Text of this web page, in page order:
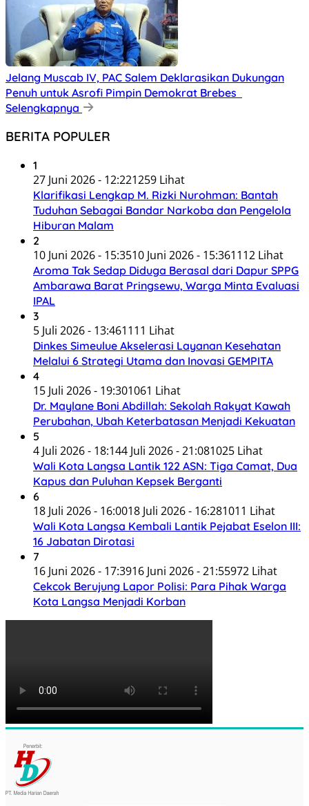
Jelang Muscab IV, PAC Salem Deklarasikan Dukungan
Penuh untuk Asrofi Pimpin Demokrat Brebes
Selengkapnya
BERITA POPULER
1
27 Juni 2026 - 12:221259 Lihat
Klarifikasi Lengkap M. Rizki Nurohman: Bantah
Tuduhan Sebagai Bandar Narkoba dan Pengelola
Hiburan Malam
2
10 Juni 2026 - 15:3510 Juni 2026 - 15:361112 Lihat
Aroma Tak Sedap Diduga Berasal dari Dapur SPPG
Ambarawa Barat Pringsewu, Warga Minta Evaluasi
IPAL
3
5 Juli 2026 - 13:461111 Lihat
Dinkes Simeulue Akselerasi Layanan Kesehatan
Melalui 6 Strategi Utama dan Inovasi GEMPITA
4
15 Juli 2026 - 19:301061 Lihat
Dr. Maylane Boni Abdillah: Sekolah Rakyat Kawah
Perubahan, Ubah Keterbatasan Menjadi Kekuatan
5
4 Juli 2026 - 18:144 Juli 2026 - 21:081025 Lihat
Wali Kota Langsa Lantik 122 ASN: Tiga Camat, Dua
Kapus dan Puluhan Kepsek Berganti
6
18 Juli 2026 - 16:0018 Juli 2026 - 16:281011 Lihat
Wali Kota Langsa Kembali Lantik Pejabat Eselon III:
16 Jabatan Dirotasi
7
16 Juni 2026 - 17:3916 Juni 2026 - 21:55972 Lihat
Cekcok Berujung Lapor Polisi: Para Pihak Warga
Kota Langsa Menjadi Korban